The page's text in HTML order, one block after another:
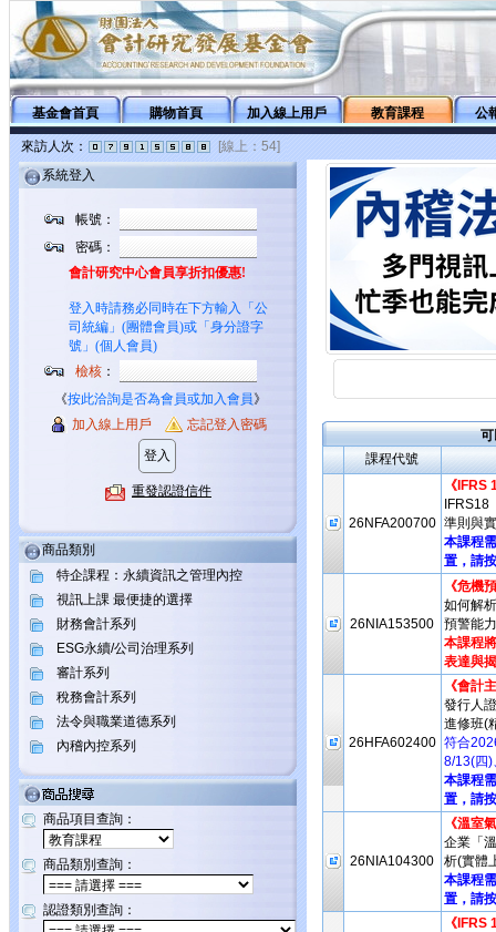
基金會首頁 購物首頁 加入線上用戶 教育課程 公
來訪人次：
[線上：54]
系統登入
帳號：
密碼：
會計研究中心會員享折扣優惠!
登入時請務必同時在下方輸入「公
司統編」(團體會員)或「身分證字
號」(個人會員)
檢核：
《按此洽詢是否為會員或加入會員》
加入線上用戶
忘記登入密碼
重發認證信件
商品類別
特企課程：永續資訊之管理內控
視訊上課 最便捷的選擇
財務會計系列
ESG永續/公司治理系列
審計系列
稅務會計系列
法令與職業道德系列
內稽內控系列
商品項目查詢：
商品類別查詢：
認證類別查詢：
課程代號
26NFA200700
《IFRS
準則與
本課程
置，請
26NIA153500
《危機
如何解
預警能
本課程
表達與
26HFA602400
《會計
發行人
進修班(
符合
8/13(四)
本課程
置，請
26NIA104300
《溫室
企業「
析(實體
本課程
置，請
《IFRS